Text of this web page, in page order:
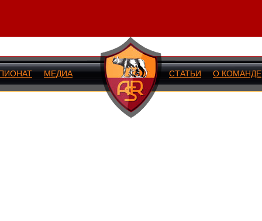
МЕДИА СТАТЬИ О КОМАНДЕ